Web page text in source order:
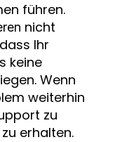
führen.
nicht
Ihr
keine
Wenn
weiterhin
zu
erhalten.